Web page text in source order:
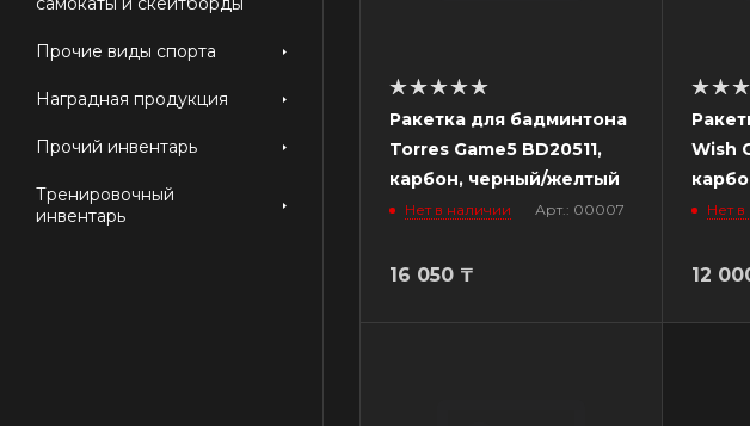
Прочие виды спорта
Наградная продукция
Прочий инвентарь
Тренировочный
инвентарь
Ракетка для бадминтона
Torres Game5 BD20511,
карбон, черный/желтый
Нет в наличии Арт.: 00007
16 050 ₸
Wish
Нет
12